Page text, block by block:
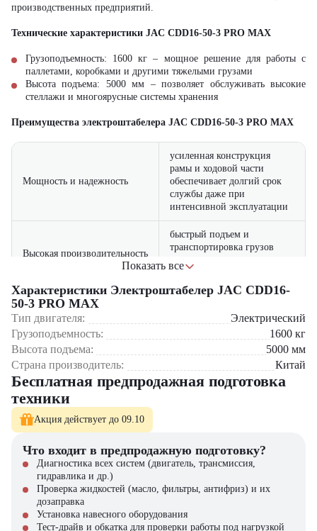
производственных предприятий.
Технические характеристики JAC CDD16-50-3 PRO MAX
Грузоподъемность: 1600 кг – мощное решение для работы с
паллетами, коробками и другими тяжелыми грузами
Высота подъема: 5000 мм – позволяет обслуживать высокие
стеллажи и многоярусные системы хранения
Преимущества электроштабелера JAC CDD16-50-3 PRO MAX
Мощность и надежность
усиленная конструкция
рамы и ходовой части
обеспечивает долгий срок
службы даже при
интенсивной эксплуатации
Высокая производительность
быстрый подъем и
транспортировка грузов
выполнения операций
Комфорт оператора
эргономичное сиденье,
удобная панель управления
и отличная обзорность
делают работу максимально
Безопасность
система защиты от
перегрузок, автоматический
Экономичность
энергоэффективный
электродвигатель снижает
затраты на эксплуатацию
Где применяется JAC CDD16-50-3 PRO MAX
Показать все
Характеристики Электроштабелер JAC CDD16-
50-3 PRO MAX
Тип двигателя:
Электрический
Грузоподъемность:
1600 кг
Высота подъема:
5000 мм
Страна производитель:
Китай
Бесплатная предпродажная подготовка
техники
Акция действует до 09.10
Что входит в предпродажную подготовку?
Диагностика всех систем (двигатель, трансмиссия,
гидравлика и др.)
Проверка жидкостей (масло, фильтры, антифриз) и их
дозаправка
Установка навесного оборудования
Тест-драйв и обкатка для проверки работы под нагрузкой